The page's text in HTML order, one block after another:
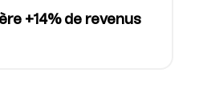
+14% de revenus